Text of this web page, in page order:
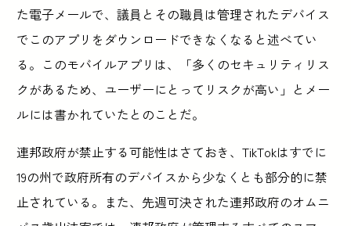
た電子メールで、議員とその職員は管理されたデバイス
でこのアプリをダウンロードできなくなると述べてい
る。このモバイルアプリは、「多くのセキュリティリス
クがあるため、ユーザーにとってリスクが高い」とメー
ルには書かれていたとのことだ。
連邦政府が禁止する可能性はさておき、TikTokはすでに
19の州で政府所有のデバイスから少なくとも部分的に禁
止されている。また、先週可決された連邦政府のオムニ